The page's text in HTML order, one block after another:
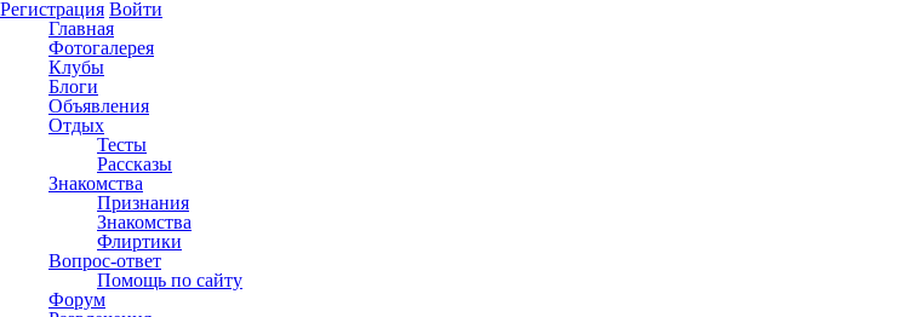
Регистрация Войти
Главная
Фотогалерея
Клубы
Блоги
Объявления
Отдых
Тесты
Рассказы
Знакомства
Признания
Знакомства
Флиртики
Вопрос-ответ
Помощь по сайту
Форум